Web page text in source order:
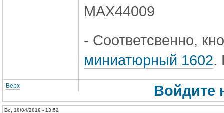
MAX44009
- Соответсвенно,
миниатюрный 1602.
Верх Войдите
Вс, 10/04/2016 - 13:52